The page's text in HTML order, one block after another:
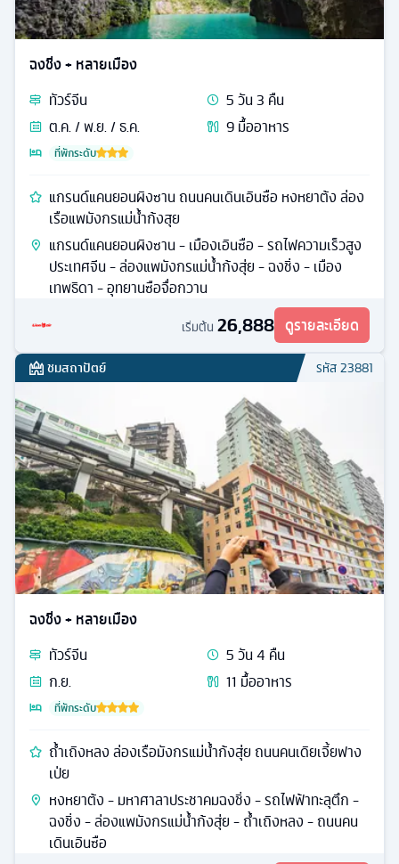
ฉงชิ่ง + หลายเมือง
ทัวร์จีน 5วัน3 คืน
ต.ค. / พ.ย. / ธ.ค.
9มื้ออาหาร
ที่พักระดับ
แกรนด์แคนยอนผิงซาน ถนนคนเดินเอินซือ หงหยาต้ง ล่อง
เรือแพมังกรแม่น้ำก้งสุย
แกรนด์แคนยอนผิงซาน - เมืองเอินซือ - รถไฟความเร็วสูง
ประเทศจีน - ล่องแพมังกรแม่น้ำก้งสุ่ย - ฉงชิ่ง - เมือง
เทพธิดา - อุทยานซือจื่อกวาน
เริ่มต้น 26,888 ดูรายละเอียด
ชมสถาปัตย์ รหัส23881
ฉงชิ่ง + หลายเมือง
ทัวร์จีน 5วัน4 คืน
ก.ย.
11 มื้ออาหาร
ที่พักระดับ
ถ้ำเถิงหลง ล่องเรือมังกรแม่น้ำก้งสุ่ย ถนนคนเดิยเจี้ยฟาง
เป่ย
หงหยาต้ง - มหาศาลาประชาคมฉงชิ่ง - รถไฟฟ้าทะลุตึก -
ฉงชิ่ง - ล่องแพมังกรแม่น้ำก้งสุ่ย - ถ้ำเถิงหลง - ถนนคน
เดินเอินซือ